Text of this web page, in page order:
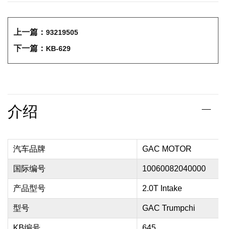
上一篇： 93219505
下一篇： KB-629
介绍
汽车品牌 GAC MOTOR
国际编号 10060082040000
产品型号 2.0T Intake
型号 GAC Trumpchi